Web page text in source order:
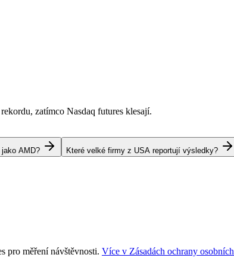
zatímco Nasdaq futures klesají.
AMD? Které velké firmy z USA reportují výsledky?
pro měření návštěvnosti. Více v Zásadách ochrany